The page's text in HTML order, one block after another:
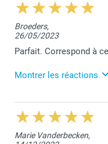
13:03
Je vous
Trustpilot.
Bonne journée,
Broeders,
26/05/2023
Parfait. Correspond à
Montrer les réactions
1/06/2023
12:39
Merci pour vos 5
Marie Vanderbecken,